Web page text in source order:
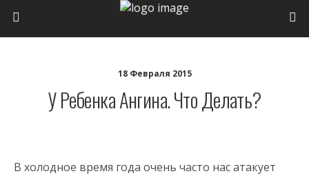
18 Февраля 2015
У Ребенка Ангина. Что Делать?
В холодное время года очень часто нас атакует